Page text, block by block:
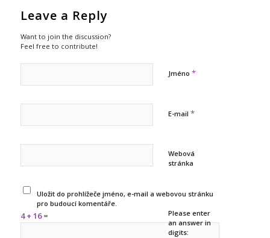
Leave a Reply
Want to join the discussion?
Feel free to contribute!
Jméno *
E-mail *
Webová
stránka
Uložit do prohlížeče jméno, e-mail a webovou stránku
pro budoucí komentáře.
Please enter
an answer in
digits:
4 + 16 =